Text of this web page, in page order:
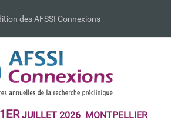
des AFSSI Connexions
1ERJUILLET 2026 MONTPELLIER